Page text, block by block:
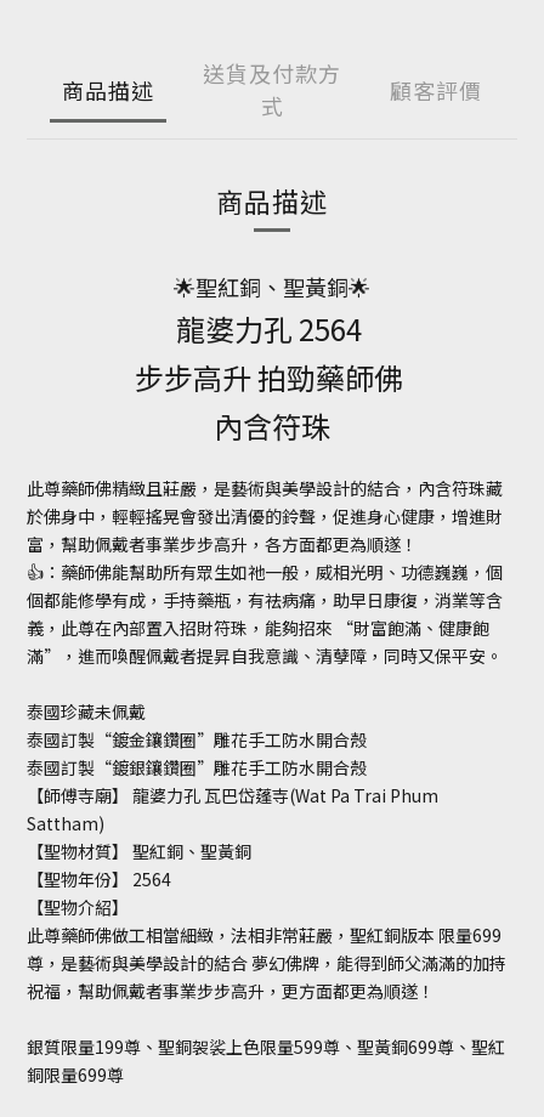
商品描述
送貨及付款方
式
顧客評價
商品描述
🌟聖紅銅、聖黃銅🌟
龍婆力孔 2564
步步高升 拍勁藥師佛
內含符珠
此尊藥師佛精緻且莊嚴，是藝術與美學設計的結合，內含符珠藏
於佛身中，輕輕搖晃會發出清優的鈴聲，促進身心健康，增進財
富，幫助佩戴者事業步步高升，各方面都更為順遂！
👍：藥師佛能幫助所有眾生如祂一般，威相光明、功德巍巍，個
個都能修學有成，手持藥瓶，有祛病痛，助早日康復，消業等含
義，此尊在內部置入招財符珠，能夠招來 “財富飽滿、健康飽
滿”，進而喚醒佩戴者提昇自我意識、清孽障，同時又保平安。
泰國珍藏未佩戴
泰國訂製“鍍金鑲鑽圈”雕花手工防水開合殼
泰國訂製“鍍銀鑲鑽圈”雕花手工防水開合殼
【師傅寺廟】 龍婆力孔 瓦巴岱蓬寺(Wat Pa Trai Phum
Sattham)
【聖物材質】 聖紅銅、聖黃銅
【聖物年份】 2564
【聖物介紹】
此尊藥師佛做工相當細緻，法相非常莊嚴，聖紅銅版本 限量699
尊，是藝術與美學設計的結合 夢幻佛牌，能得到師父滿滿的加持
祝福，幫助佩戴者事業步步高升，更方面都更為順遂！
銀質限量199尊、聖銅袈裟上色限量599尊、聖黃銅699尊、聖紅
銅限量699尊